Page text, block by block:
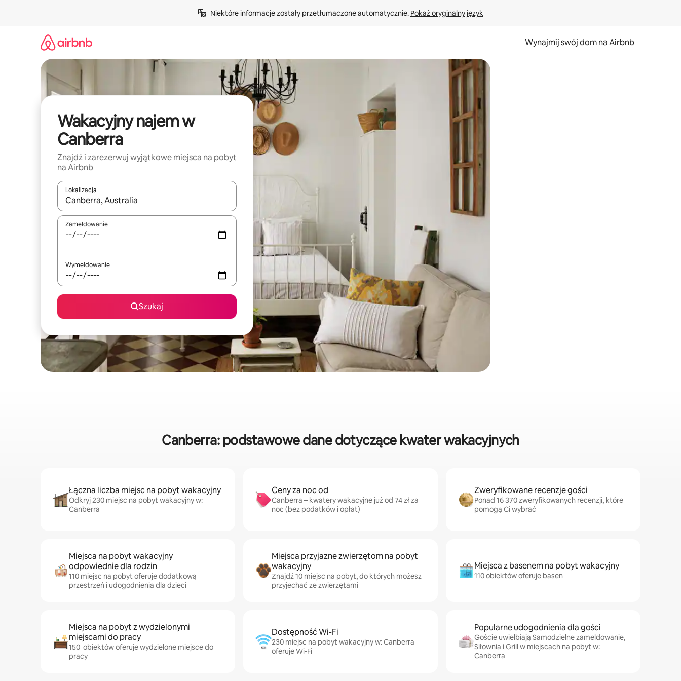
Niektóre informacje zostały przetłumaczone automatycznie. Pokaż oryginalny język
Wynajmij swój dom na Airbnb
Wakacyjny najem w
Canberra
Znajdź i zarezerwuj wyjątkowe miejsca na pobyt
na Airbnb
Lokalizacja
Gdy wyniki będą dostępne, możesz poruszać się po nich za pomocą klawiszy strzałek w górę i w dół lub przeglądać je za pomocą gestów dotykowych lub przesuwania.
Zameldowanie
Wymeldowanie
Szukaj
Canberra: podstawowe dane dotyczące kwater wakacyjnych
Łączna liczba miejsc na pobyt wakacyjny
Odkryj 230 miejsc na pobyt wakacyjny w:
Canberra
Ceny za noc od
Canberra – kwatery wakacyjne już od 74 zł za
noc (bez podatków i opłat)
Zweryfikowane recenzje gości
Ponad 16 370 zweryfikowanych recenzji, które
pomogą Ci wybrać
Miejsca na pobyt wakacyjny
odpowiednie dla rodzin
110 miejsc na pobyt oferuje dodatkową
przestrzeń i udogodnienia dla dzieci
Miejsca przyjazne zwierzętom na pobyt
wakacyjny
Znajdź 10 miejsc na pobyt, do których możesz
przyjechać ze zwierzętami
Miejsca z basenem na pobyt wakacyjny
110 obiektów oferuje basen
Miejsca na pobyt z wydzielonymi
miejscami do pracy
150 obiektów oferuje wydzielone miejsce do
pracy
Dostępność Wi-Fi
230 miejsc na pobyt wakacyjny w: Canberra
oferuje Wi-Fi
Popularne udogodnienia dla gości
Goście uwielbiają Samodzielne zameldowanie,
Siłownia i Grill w miejscach na pobyt w:
Canberra